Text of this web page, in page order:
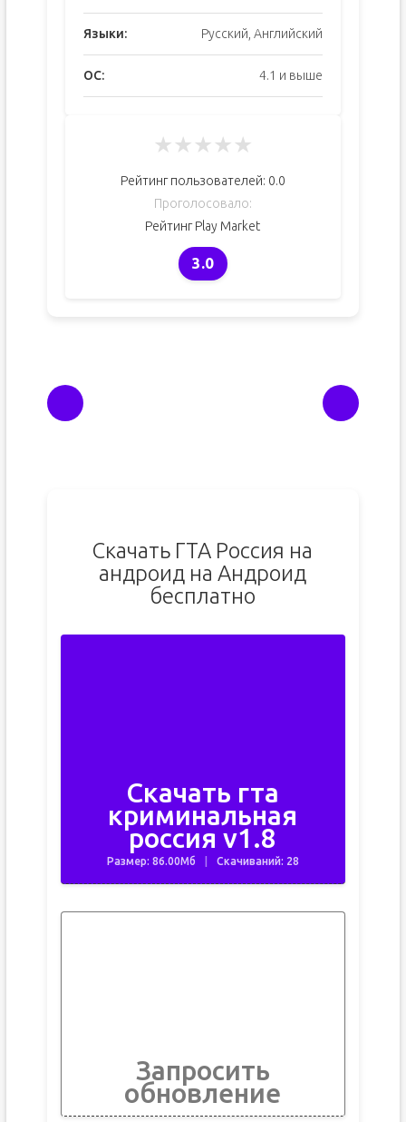
Языки: Русский, Английский
ОС: 4.1 и выше
★★★★★
Рейтинг пользователей: 0.0
Проголосовало:
Рейтинг Play Market
3.0
Скачать ГТА Россия на
андроид на Андроид
бесплатно
Скачать гта
криминальная
россия v1.8
Размер: 86.00Мб Скачиваний: 28
Запросить
обновление